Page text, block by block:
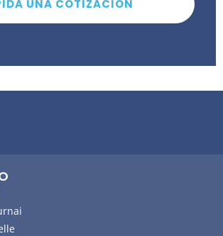
UNA COTIZACIÓN